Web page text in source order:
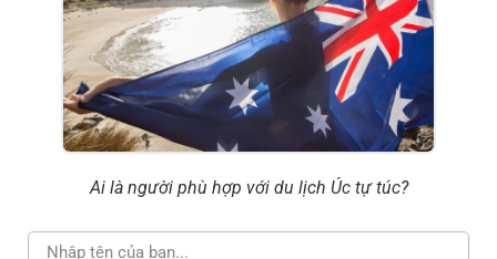
Ai là người phù hợp với du lịch Úc tự túc?